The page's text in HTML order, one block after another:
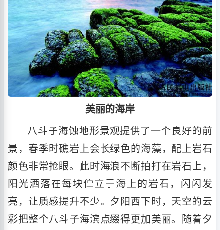
美丽的海岸
八斗子海蚀地形景观提供了一个良好的前
景，春季时礁岩上会长绿色的海藻，配上岩石
颜色非常抢眼。此时海浪不断拍打在岩石上，
阳光洒落在每块伫立于海上的岩石，闪闪发
亮，让质感提升不少。夕阳西下时，天空的云
彩把整个八斗子海滨点缀得更加美丽。随着夕